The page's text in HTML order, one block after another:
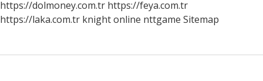
https://dolmoney.com.tr https://feya.com.tr
https://laka.com.tr knight online nttgame Sitemap